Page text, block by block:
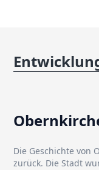
Die Geschichte von
zurück. Die Stadt